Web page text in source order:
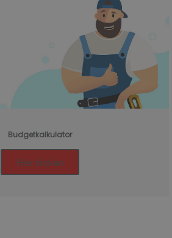
Budgetkalkulator
Hier klicken